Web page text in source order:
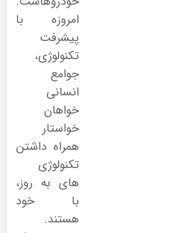
امروزه با
پیشرفت
تکنولوژی،
جوامع
انسانی
خواهان
خواستار
همراه داشتن
تکنولوژی
های به روز،
با خود
هستند.